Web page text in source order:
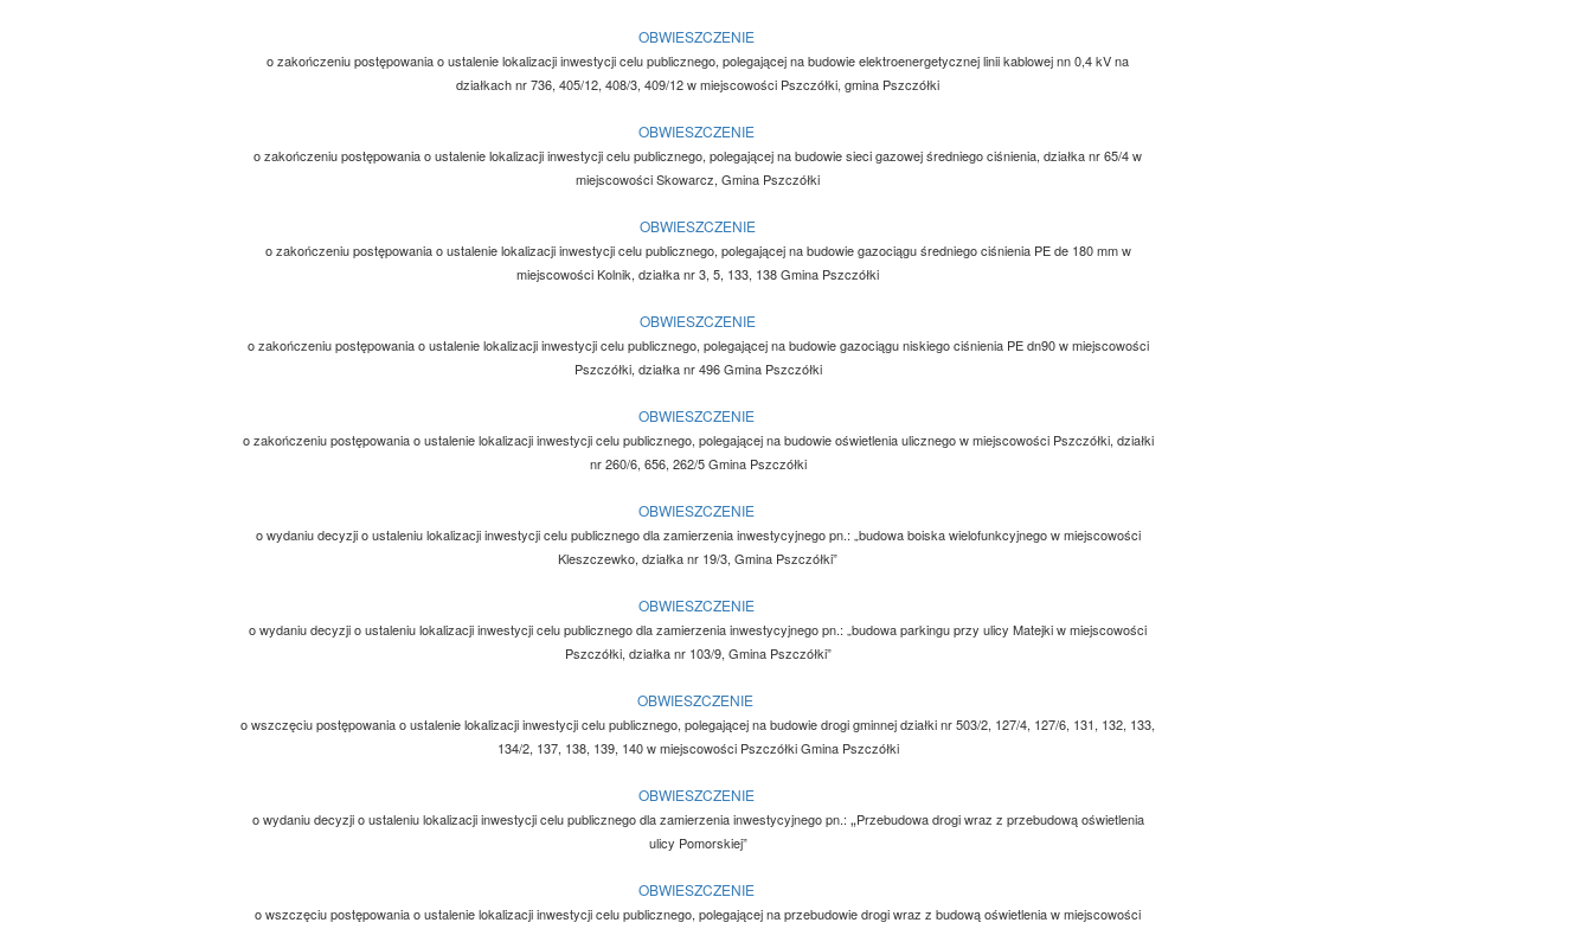
OBWIESZCZENIE
o zakończeniu postępowania o ustalenie lokalizacji inwestycji celu publicznego, polegającej na budowie elektroenergetycznej linii kablowej nn 0,4 kV na
działkach nr 736, 405/12, 408/3, 409/12 w miejscowości Pszczółki, gmina Pszczółki
OBWIESZCZENIE
o zakończeniu postępowania o ustalenie lokalizacji inwestycji celu publicznego, polegającej na budowie sieci gazowej średniego ciśnienia, działka nr 65/4 w
miejscowości Skowarcz, Gmina Pszczółki
OBWIESZCZENIE
o zakończeniu postępowania o ustalenie lokalizacji inwestycji celu publicznego, polegającej na budowie gazociągu średniego ciśnienia PE de 180 mm w
miejscowości Kolnik, działka nr 3, 5, 133, 138 Gmina Pszczółki
OBWIESZCZENIE
o zakończeniu postępowania o ustalenie lokalizacji inwestycji celu publicznego, polegającej na budowie gazociągu niskiego ciśnienia PE dn90 w miejscowości
Pszczółki, działka nr 496 Gmina Pszczółki
OBWIESZCZENIE
o zakończeniu postępowania o ustalenie lokalizacji inwestycji celu publicznego, polegającej na budowie oświetlenia ulicznego w miejscowości Pszczółki, działki
nr 260/6, 656, 262/5 Gmina Pszczółki
OBWIESZCZENIE
o wydaniu decyzji o ustaleniu lokalizacji inwestycji celu publicznego dla zamierzenia inwestycyjnego pn.: „budowa boiska wielofunkcyjnego w miejscowości
Kleszczewko, działka nr 19/3, Gmina Pszczółki”
OBWIESZCZENIE
o wydaniu decyzji o ustaleniu lokalizacji inwestycji celu publicznego dla zamierzenia inwestycyjnego pn.: „budowa parkingu przy ulicy Matejki w miejscowości
Pszczółki, działka nr 103/9, Gmina Pszczółki”
OBWIESZCZENIE
o wszczęciu postępowania o ustalenie lokalizacji inwestycji celu publicznego, polegającej na budowie drogi gminnej działki nr 503/2, 127/4, 127/6, 131, 132, 133,
134/2, 137, 138, 139, 140 w miejscowości Pszczółki Gmina Pszczółki
OBWIESZCZENIE
o wydaniu decyzji o ustaleniu lokalizacji inwestycji celu publicznego dla zamierzenia inwestycyjnego pn.: „Przebudowa drogi wraz z przebudową oświetlenia
ulicy Pomorskiej”
OBWIESZCZENIE
o wszczęciu postępowania o ustalenie lokalizacji inwestycji celu publicznego, polegającej na przebudowie drogi wraz z budową oświetlenia w miejscowości